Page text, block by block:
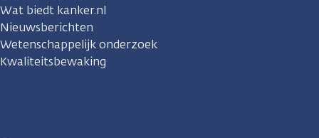
Wat biedt kanker.nl
Nieuwsberichten
Wetenschappelijk onderzoek
Kwaliteitsbewaking